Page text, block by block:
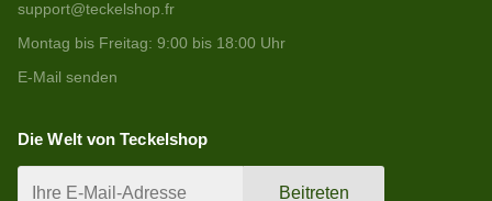
support@teckelshop.fr
Montag bis Freitag: 9:00 bis 18:00 Uhr
E-Mail senden
Die Welt von Teckelshop
Beitreten